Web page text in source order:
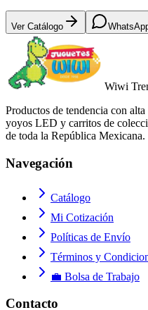
Ver Catálogo
Wiwi
Productos de tendencia con
yoyos LED y carritos de
de toda la República Mexicana.
Navegación
Catálogo
Mi Cotización
Políticas de Envío
Términos y
💼 Bolsa de Trabajo
Contacto